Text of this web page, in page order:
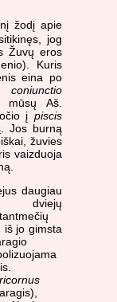
žodį apie
jog
Žuvų eros
Kuris
eina po
coniunctio
Aš.
į piscis
. Jos burną
žuvies
vaizduoja
daugiau
dviejų
iš jo gimsta